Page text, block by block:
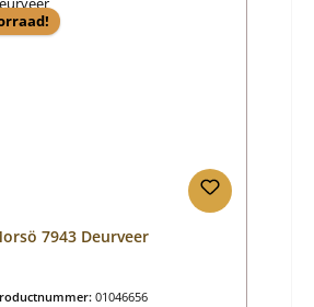
7943 Deurveer
01046656